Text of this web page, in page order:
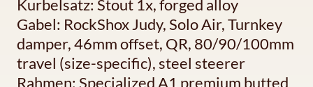
Kurbelsatz: Stout 1x, forged alloy
Gabel: RockShox Judy, Solo Air, Turnkey
damper, 46mm offset, QR, 80/90/100mm
travel (size-specific), steel steerer
Rahmen: Specialized A1 premium butted